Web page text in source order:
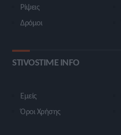
Ρίψεις
Δρόμοι
STIVOSTIME INFO
Εμείς
Όροι Χρήσης